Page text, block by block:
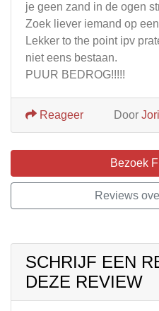
je geen zand in de ogen
Zoek liever iemand op
Lekker to the point ipv
niet eens bestaan.
PUUR BEDROG!!!!!
Door
Reageer
Bezoek
Reviews
SCHRIJF EEN
DEZE REVIEW